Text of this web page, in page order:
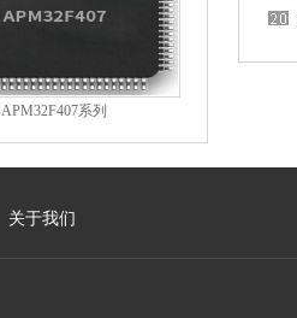
APM32F407系列
关于我们